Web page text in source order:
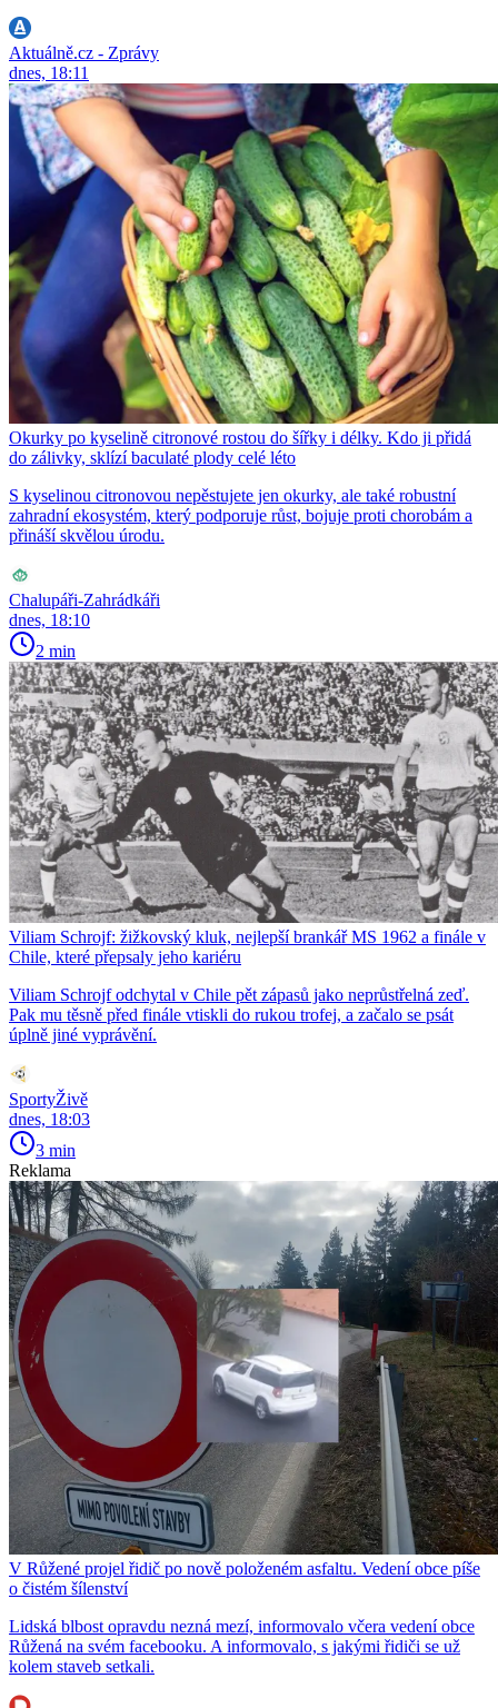
Aktuálně.cz - Zprávy
dnes, 18:11
Okurky po kyselině citronové rostou do šířky i délky. Kdo ji přidá
do zálivky, sklízí baculaté plody celé léto
S kyselinou citronovou nepěstujete jen okurky, ale také robustní
zahradní ekosystém, který podporuje růst, bojuje proti chorobám a
přináší skvělou úrodu.
Chalupáři-Zahrádkáři
dnes, 18:10
2 min
Viliam Schrojf: žižkovský kluk, nejlepší brankář MS 1962 a finále v
Chile, které přepsaly jeho kariéru
Viliam Schrojf odchytal v Chile pět zápasů jako neprůstřelná zeď.
Pak mu těsně před finále vtiskli do rukou trofej, a začalo se psát
úplně jiné vyprávění.
SportyŽivě
dnes, 18:03
3 min
Reklama
V Růžené projel řidič po nově položeném asfaltu. Vedení obce píše
o čistém šílenství
Lidská blbost opravdu nezná mezí, informovalo včera vedení obce
Růžená na svém facebooku. A informovalo, s jakými řidiči se už
kolem staveb setkali.